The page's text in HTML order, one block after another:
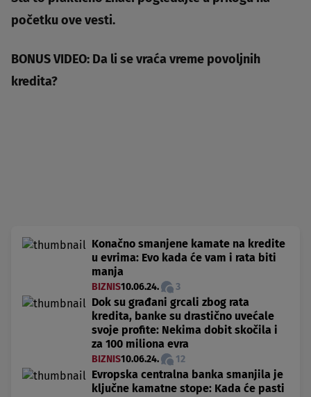
početku ove vesti.
BONUS VIDEO: Da li se vraća vreme povoljnih
kredita?
Konačno smanjene kamate na kredite
u evrima: Evo kada će vam i rata biti
manja
BIZNIS10.06.24. 3
Dok su građani grcali zbog rata
kredita, banke su drastično uvećale
svoje profite: Nekima dobit skočila i
za 100 miliona evra
BIZNIS10.06.24. 12
Evropska centralna banka smanjila je
ključne kamatne stope: Kada će pasti